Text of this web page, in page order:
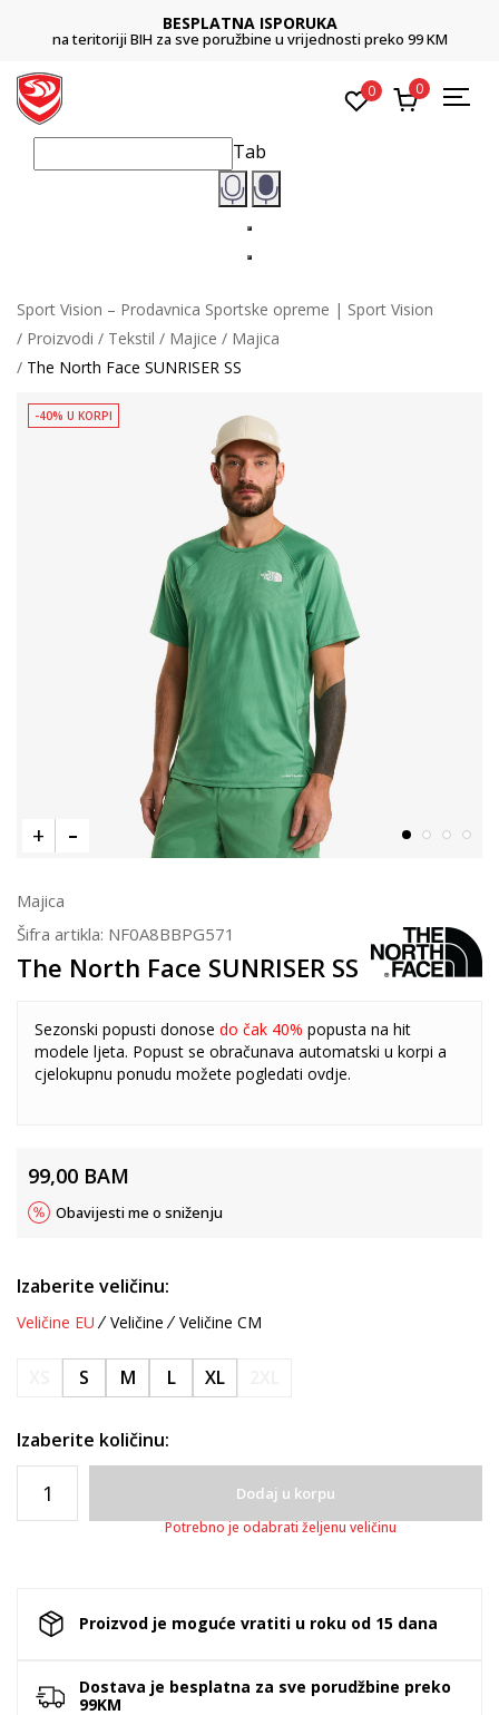
BESPLATNA ISPORUKA
na teritoriji BIH za sve poružbine u vrijednosti preko 99 KM
0 0
Tab
Sport Vision – Prodavnica Sportske opreme | Sport Vision
Proizvodi
Tekstil Majice
Majica
The North Face SUNRISER SS
-40% U KORPI
Majica
Šifra artikla: NF0A8BBPG571
The North Face SUNRISER SS
Sezonski popusti donose do čak 40% popusta na hit
modele ljeta. Popust se obračunava automatski u korpi a
cjelokupnu ponudu možete pogledati ovdje.
99,00 BAM
Obavijesti me o sniženju
Izaberite veličinu:
Veličine EU Veličine Veličine CM
S M L XL
Izaberite količinu:
Dodaj u korpu
Potrebno je odabrati željenu veličinu
Proizvod je moguće vratiti u roku od 15 dana
Dostava je besplatna za sve porudžbine preko
99KM